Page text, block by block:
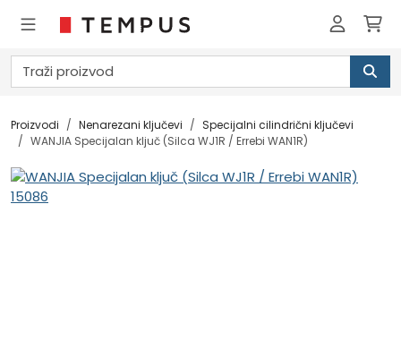
Proizvodi Nenarezani ključevi
Specijalni cilindrični ključevi
WANJIA Specijalan ključ (Silca WJ1R / Errebi WAN1R)